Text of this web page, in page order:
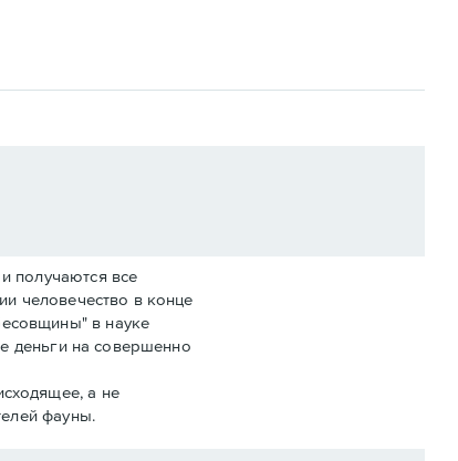
получаются все
человечество в конце
в науке
деньги на совершенно
а не
фауны.